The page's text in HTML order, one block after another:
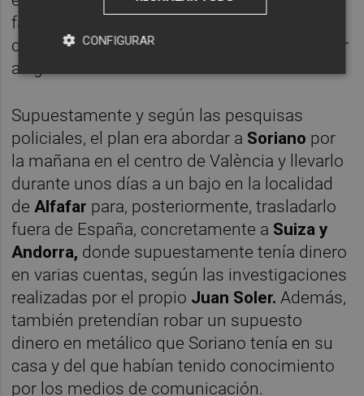
favorables que tiene en su poder el
constructor y que Soriano se negaba a pagar
alegando ser insolvente.
Supuestamente y según las pesquisas
policiales, el plan era abordar a Soriano por
la mañana en el centro de València y llevarlo
durante unos días a un bajo en la localidad
de Alfafar para, posteriormente, trasladarlo
fuera de España, concretamente a Suiza y
Andorra, donde supuestamente tenía dinero
en varias cuentas, según las investigaciones
realizadas por el propio Juan Soler. Además,
también pretendían robar un supuesto
dinero en metálico que Soriano tenía en su
casa y del que habían tenido conocimiento
por los medios de comunicación.
CONFIGURAR